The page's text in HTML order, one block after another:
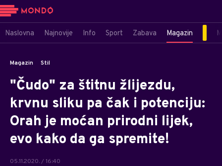
Naslovna Najnovije Info Sport Zabava Magazin
Magazin Stil
"Čudo" za štitnu žlijezdu,
krvnu sliku pa čak i potenciju:
Orah je moćan prirodni lijek,
evo kako da ga spremite!
05.11.2020. / 16:40